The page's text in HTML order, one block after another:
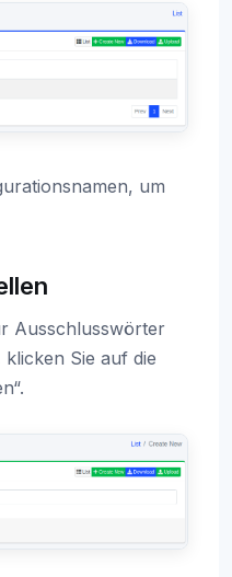
um
Ausschlusswörter
Sie auf die